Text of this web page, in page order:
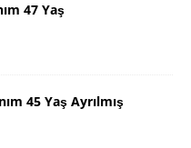
47 Yaş
45 Yaş Ayrılmış